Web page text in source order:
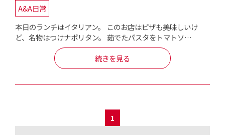
A&A日常
本日のランチはイタリアン。 このお店はピザも美味しいけ
ど、名物はつけナポリタン。 茹でたパスタをトマトソ…
続きを見る
1